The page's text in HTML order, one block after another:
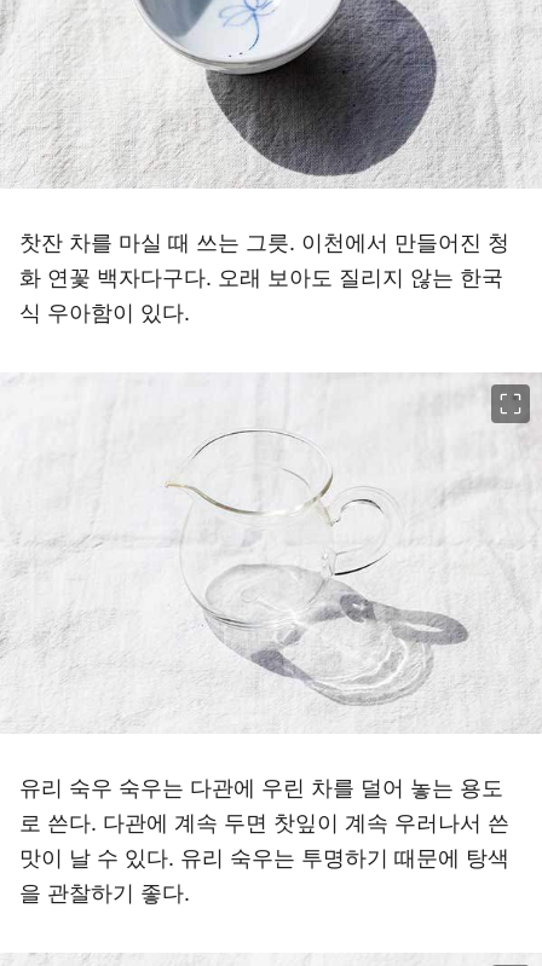
찻잔 차를 마실 때 쓰는 그릇. 이천에서 만들어진 청
화 연꽃 백자다구다. 오래 보아도 질리지 않는 한국
식 우아함이 있다.
유리 숙우 숙우는 다관에 우린 차를 덜어 놓는 용도
로 쓴다. 다관에 계속 두면 찻잎이 계속 우러나서 쓴
맛이 날 수 있다. 유리 숙우는 투명하기 때문에 탕색
을 관찰하기 좋다.